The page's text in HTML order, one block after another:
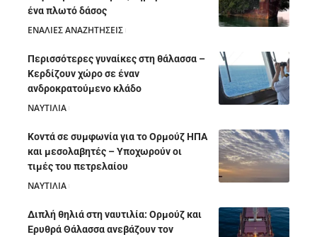
ένα πλωτό δάσος
ΕΝΑΛΙΕΣ ΑΝΑΖΗΤΗΣΕΙΣ
Περισσότερες γυναίκες στη θάλασσα –
Κερδίζουν χώρο σε έναν
ανδροκρατούμενο κλάδο
ΝΑΥΤΙΛΙΑ
Κοντά σε συμφωνία για το Ορμούζ ΗΠΑ
και μεσολαβητές – Υποχωρούν οι
τιμές του πετρελαίου
ΝΑΥΤΙΛΙΑ
Διπλή θηλιά στη ναυτιλία: Ορμούζ και
Ερυθρά Θάλασσα ανεβάζουν τον